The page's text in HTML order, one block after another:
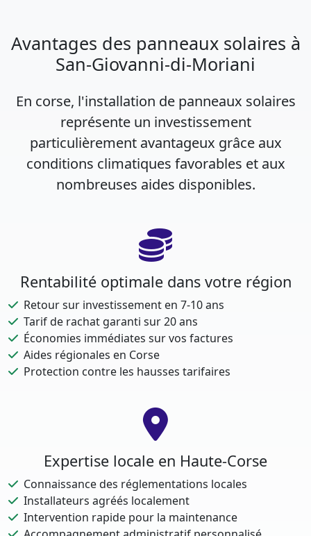
Avantages des panneaux solaires à
San-Giovanni-di-Moriani
En corse, l'installation de panneaux solaires
représente un investissement
particulièrement avantageux grâce aux
conditions climatiques favorables et aux
nombreuses aides disponibles.
Rentabilité optimale dans votre région
Retour sur investissement en 7-10 ans
Tarif de rachat garanti sur 20 ans
Économies immédiates sur vos factures
Aides régionales en Corse
Protection contre les hausses tarifaires
Expertise locale en Haute-Corse
Connaissance des réglementations locales
Installateurs agréés localement
Intervention rapide pour la maintenance